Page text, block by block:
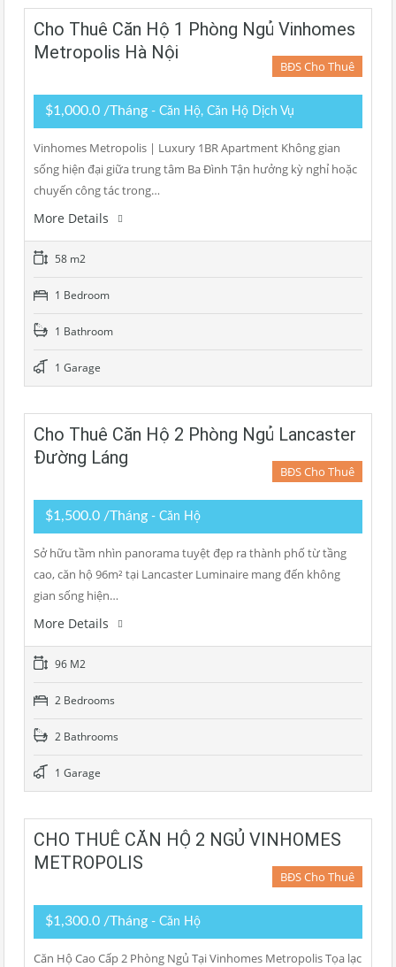
Cho Thuê Căn Hộ 1 Phòng Ngủ Vinhomes
Metropolis Hà Nội
BĐS Cho Thuê
$1,000.0 /Tháng - Căn Hộ, Căn Hộ Dịch Vụ
Vinhomes Metropolis | Luxury 1BR Apartment Không gian
sống hiện đại giữa trung tâm Ba Đình Tận hưởng kỳ nghỉ hoặc
chuyến công tác trong…
More Details
58 m2
1 Bedroom
1 Bathroom
1 Garage
Cho Thuê Căn Hộ 2 Phòng Ngủ Lancaster
Đường Láng
BĐS Cho Thuê
$1,500.0 /Tháng - Căn Hộ
Sở hữu tầm nhìn panorama tuyệt đẹp ra thành phố từ tầng
cao, căn hộ 96m² tại Lancaster Luminaire mang đến không
gian sống hiện…
More Details
96 M2
2 Bedrooms
2 Bathrooms
1 Garage
CHO THUÊ CĂN HỘ 2 NGỦ VINHOMES
METROPOLIS
BĐS Cho Thuê
$1,300.0 /Tháng - Căn Hộ
Căn Hộ Cao Cấp 2 Phòng Ngủ Tại Vinhomes Metropolis Tọa lạc